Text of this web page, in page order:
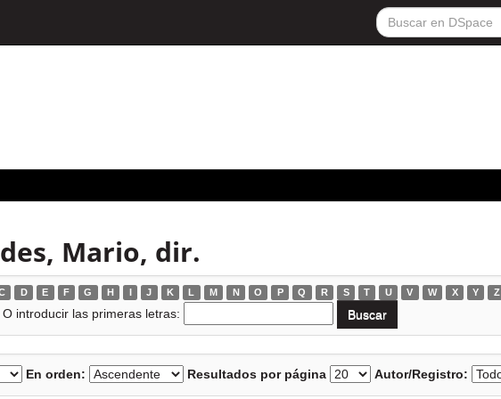
Mario, dir.
D E F G H I J K L M N O P Q R S T U V W X Y Z
O introducir las primeras letras:
En orden: Resultados por página Autor/Registro: